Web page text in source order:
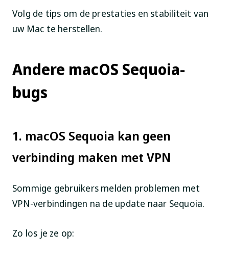
Volg de tips om de prestaties en stabiliteit van
uw Mac te herstellen.
Andere macOS Sequoia-
bugs
1. macOS Sequoia kan geen
verbinding maken met VPN
Sommige gebruikers melden problemen met
VPN-verbindingen na de update naar Sequoia.
Zo los je ze op: